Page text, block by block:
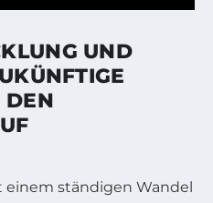
UND
DEN
ständigen Wandel